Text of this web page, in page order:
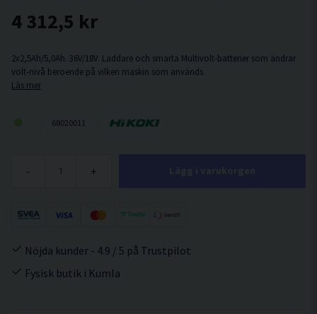
4 312,5 kr
2x2,5Ah/5,0Ah. 36V/18V. Laddare och smarta Multivolt-batterier som ändrar
volt-nivå beroende på vilken maskin som används.
Läs mer
68020011
- +
Nöjda kunder - 4.9 / 5 på Trustpilot
Fysisk butik i Kumla